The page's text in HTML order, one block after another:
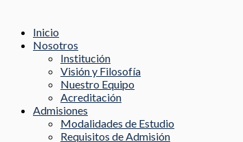
Inicio
Nosotros
Institución
Visión y Filosofía
Nuestro Equipo
Acreditación
Admisiones
Modalidades de Estudio
Requisitos de Admisión